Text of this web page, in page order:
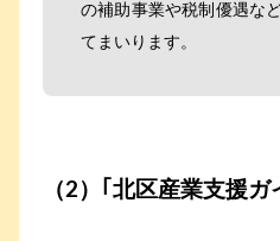
の補助事業や税制優遇な
てまいります。
（2）｢北区産業支援